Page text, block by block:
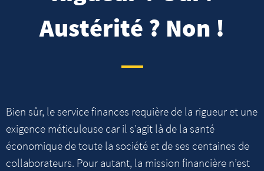
Austérité ? Non !
Bien sûr, le service finances requière de la rigueur et une
exigence méticuleuse car il s’agit là de la santé
économique de toute la société et de ses centaines de
collaborateurs. Pour autant, la mission financière n’est